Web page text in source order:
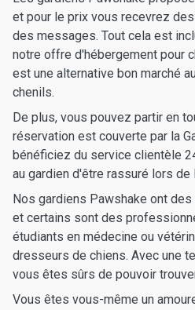
et pour le prix vous recevrez
des messages. Tout cela est
notre offre d'hébergement pour
est une alternative bon marché
chenils.
De plus, vous pouvez partir en
réservation est couverte par la
bénéficiez du service clientèle
au gardien d'être rassuré lors de
Nos gardiens Pawshake ont
et certains sont des
étudiants en médecine ou
dresseurs de chiens. Avec une
vous êtes sûrs de pouvoir
Vous êtes vous-même un